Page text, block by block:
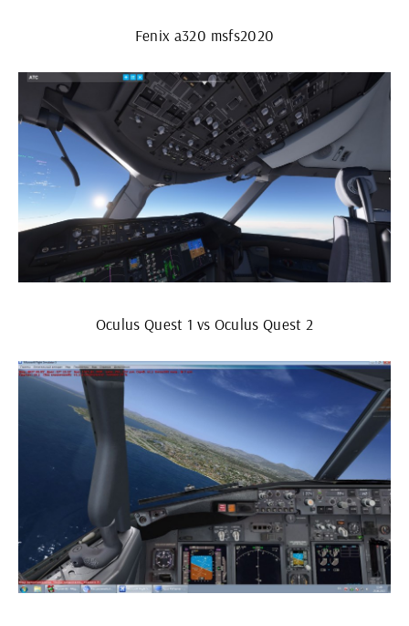
Fenix a320 msfs2020
Oculus Quest 1 vs Oculus Quest 2